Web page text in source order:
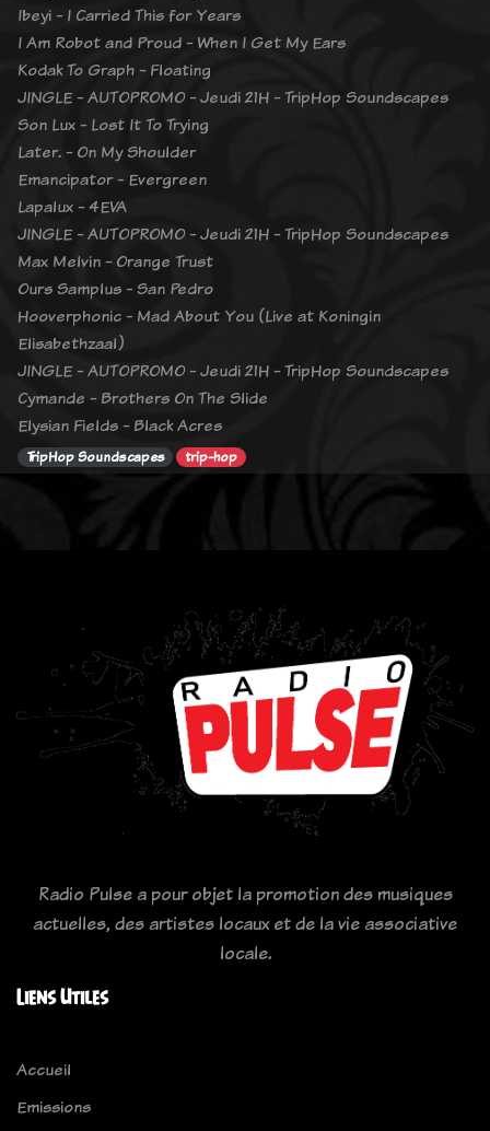
Ibeyi - I Carried This for Years
I Am Robot and Proud - When I Get My Ears
Kodak To Graph - Floating
JINGLE - AUTOPROMO - Jeudi 21H - TripHop Soundscapes
Son Lux - Lost It To Trying
Later. - On My Shoulder
Emancipator - Evergreen
Lapalux - 4EVA
JINGLE - AUTOPROMO - Jeudi 21H - TripHop Soundscapes
Max Melvin - Orange Trust
Ours Samplus - San Pedro
Hooverphonic - Mad About You (Live at Koningin
Elisabethzaal)
JINGLE - AUTOPROMO - Jeudi 21H - TripHop Soundscapes
Cymande - Brothers On The Slide
Elysian Fields - Black Acres
TripHop Soundscapes trip-hop
Radio Pulse a pour objet la promotion des musiques
actuelles, des artistes locaux et de la vie associative
locale.
Liens Utiles
Accueil
Emissions